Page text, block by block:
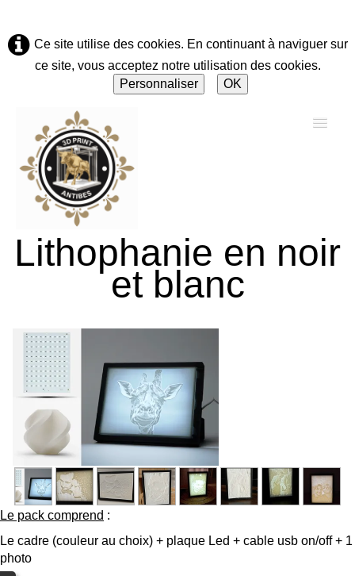
Ce site utilise des cookies. En continuant à naviguer sur
ce site, vous acceptez notre utilisation des cookies.
Personnaliser
OK
Accueil
Solutions & Réparations
Boutique ▼
Albums
Couleurs et Matériaux
Tarifs
Contact
Lithophanie en noir
et blanc
Le pack comprend :
Le cadre (couleur au choix) + plaque Led + cable usb on/off + 1
photo